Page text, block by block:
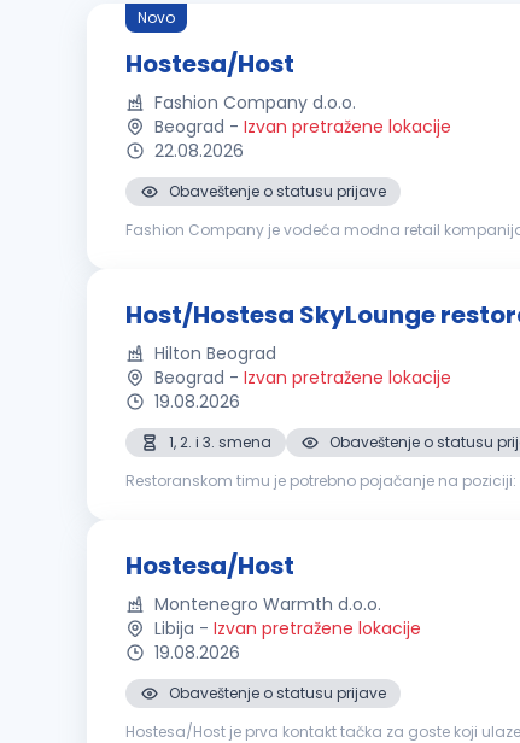
Novo
Hostesa/Host
Fashion Company d.o.o.
Beograd - Izvan pretražene lokacije
22.08.2026
Obaveštenje o statusu prijave
Fashion Company je vodeća modna retail
Host/Hostesa SkyLounge
Hilton Beograd
Beograd - Izvan pretražene lokacije
19.08.2026
1, 2. i 3. smena
Obaveštenje o statusu
Restoranskom timu je potrebno pojačanje na poziciji: Host/Hostesa SkyLounge restorana Opis
Hostesa/Host
Montenegro Warmth d.o.o.
Libija - Izvan pretražene lokacije
19.08.2026
Obaveštenje o statusu prijave
Hostesa/Host je prva kontakt tačka za goste koji